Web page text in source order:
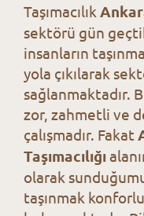
Taşımacılık
sektörü gün
insanların
yola çıkılarak
sağlanmaktadır.
zor, zahmetli ve
çalışmadır. Fakat
Taşımacılığı
olarak
taşınmak